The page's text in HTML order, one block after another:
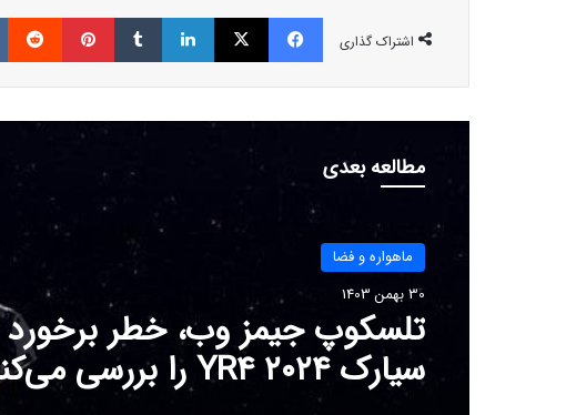
اشتراک گذاری
فیسبوک ایکس لینکداین تامبلر پینتریست Reddit
مطالعه بعدی
ماهواره و فضا
30 بهمن 1403
تلسکوپ جیمز وب، خطر برخورد
سیارک ۲۰۲۴ YR۴ را بررسی می‌کند